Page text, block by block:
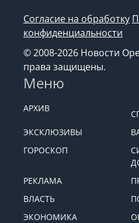
Согласие на обработку
конфиденциальности
© 2008-2026 Новости
права защищены.
Меню
АРХИВ
ЭКСКЛЮЗИВЫ
ГОРОСКОП
РЕКЛАМА
ВЛАСТЬ
ЭКОНОМИКА